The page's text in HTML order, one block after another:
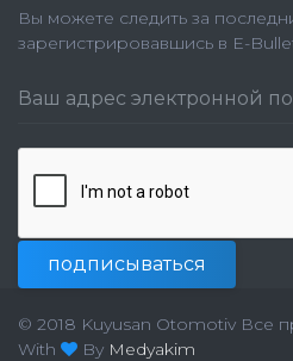
Вы можете следить за
зарегистрировавшись в E-
подписываться
© 2018 Kuyusan Otomotiv Все
With
By Medyakim